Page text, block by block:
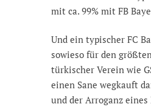
mit ca. 99% mit FB
Und ein typischer FC
sowieso für den
türkischer Verein wie
einen Sane wegkauft
und der Arroganz eines